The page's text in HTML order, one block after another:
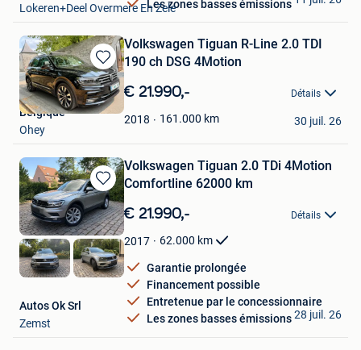
Les zones basses émissions
Lokeren+Deel Overmere En Zele
Sauvegarder
dans
Mes
Favoris
Volkswagen Tiguan R-Line 2.0 TDI
190 ch DSG 4Motion
€ 21.990,- Détails
2018 161.000 km
Belgique
Ohey
30 juil. 26
Sauvegarder
dans
Mes
Favoris
Volkswagen Tiguan 2.0 TDi 4Motion
Comfortline 62000 km
€ 21.990,- Détails
2017 62.000 km
Garantie prolongée
Financement possible
Entretenue par le concessionnaire
Les zones basses émissions
Autos Ok Srl
Zemst
28 juil. 26